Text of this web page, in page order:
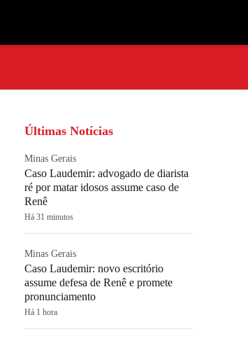
Últimas Notícias
Minas Gerais
Caso Laudemir: advogado de diarista
ré por matar idosos assume caso de
Renê
Há 31 minutos
Minas Gerais
Caso Laudemir: novo escritório
assume defesa de Renê e promete
pronunciamento
Há 1 hora